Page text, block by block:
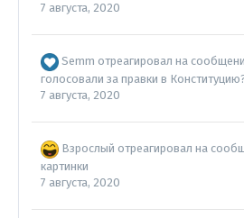
7 августа, 2020
Semm отреагировал на
голосовали за правки в
7 августа, 2020
Взрослый отреагировал на
картинки
7 августа, 2020